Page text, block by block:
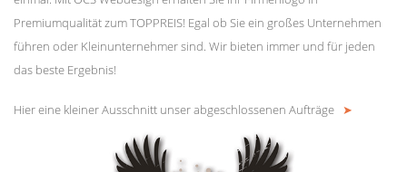
Premiumqualität zum TOPPREIS! Egal ob Sie ein großes Unternehmen
führen oder Kleinunternehmer sind. Wir bieten immer und für jeden
das beste Ergebnis!
Hier eine kleiner Ausschnitt unser abgeschlossenen Aufträge ➤